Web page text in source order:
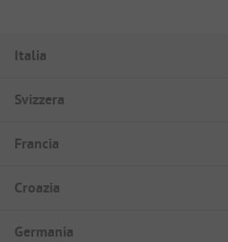
Italia
Svizzera
Francia
Croazia
Germania